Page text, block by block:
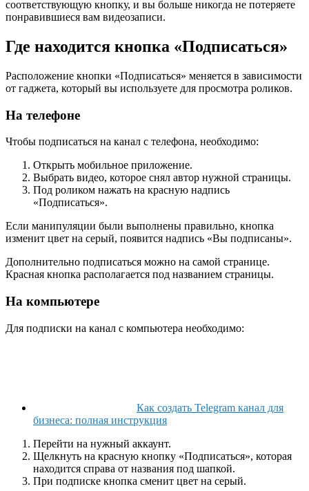
соответствующую кнопку, и вы больше никогда не потеряете
понравившиеся вам видеозаписи.
Где находится кнопка «Подписаться»
Расположение кнопки «Подписаться» меняется в зависимости
от гаджета, который вы используете для просмотра роликов.
На телефоне
Чтобы подписаться на канал с телефона, необходимо:
Открыть мобильное приложение.
Выбрать видео, которое снял автор нужной страницы.
Под роликом нажать на красную надпись
«Подписаться».
Если манипуляции были выполнены правильно, кнопка
изменит цвет на серый, появится надпись «Вы подписаны».
Дополнительно подписаться можно на самой странице.
Красная кнопка располагается под названием страницы.
На компьютере
Для подписки на канал с компьютера необходимо:
Как создать Telegram канал для
бизнеса: полная инструкция
Перейти на нужный аккаунт.
Щелкнуть на красную кнопку «Подписаться», которая
находится справа от названия под шапкой.
При подписке кнопка сменит цвет на серый.